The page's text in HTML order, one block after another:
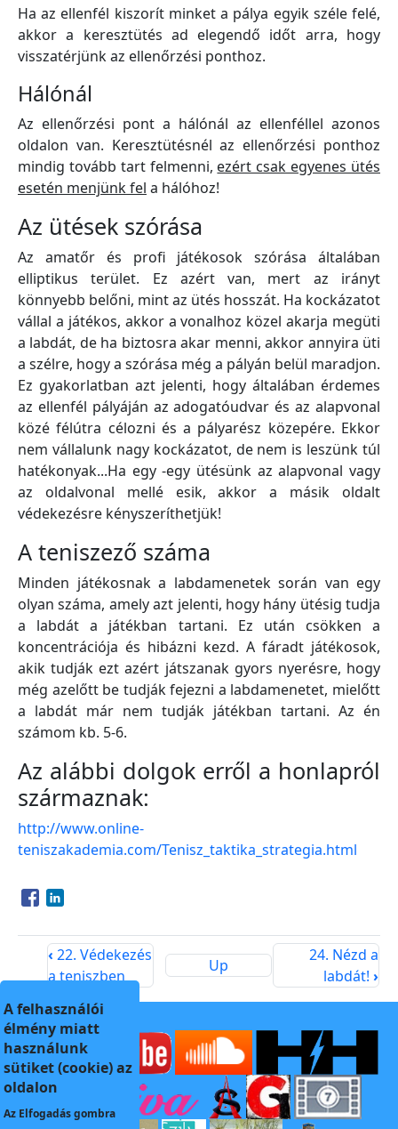
Ha az ellenfél kiszorít minket a pálya egyik széle felé,
akkor a keresztütés ad elegendő időt arra, hogy
visszatérjünk az ellenőrzési ponthoz.
Hálónál
Az ellenőrzési pont a hálónál az ellenféllel azonos
oldalon van. Keresztütésnél az ellenőrzési ponthoz
mindig tovább tart felmenni, ezért csak egyenes ütés
esetén menjünk fel a hálóhoz!
Az ütések szórása
Az amatőr és profi játékosok szórása általában
elliptikus terület. Ez azért van, mert az irányt
könnyebb belőni, mint az ütés hosszát. Ha kockázatot
vállal a játékos, akkor a vonalhoz közel akarja megüti
a labdát, de ha biztosra akar menni, akkor annyira üti
a szélre, hogy a szórása még a pályán belül maradjon.
Ez gyakorlatban azt jelenti, hogy általában érdemes
az ellenfél pályáján az adogatóudvar és az alapvonal
közé félútra célozni és a pályarész közepére. Ekkor
nem vállalunk nagy kockázatot, de nem is leszünk túl
hatékonyak...Ha egy -egy ütésünk az alapvonal vagy
az oldalvonal mellé esik, akkor a másik oldalt
védekezésre kényszeríthetjük!
A teniszező száma
Minden játékosnak a labdamenetek során van egy
olyan száma, amely azt jelenti, hogy hány ütésig tudja
a labdát a játékban tartani. Ez után csökken a
koncentrációja és hibázni kezd. A fáradt játékosok,
akik tudják ezt azért játszanak gyors nyerésre, hogy
még azelőtt be tudják fejezni a labdamenetet, mielőtt
a labdát már nem tudják játékban tartani. Az én
számom kb. 5-6.
Az alábbi dolgok erről a honlapról
származnak:
http://www.online-
teniszakademia.com/Tenisz_taktika_strategia.html
Opens in a new window
Opens in a new window
‹ 22. Védekezés
a teniszben
Up
24. Nézd a
labdát!›
A felhasználói
élmény miatt
használunk
sütiket (cookie) az
oldalon
Az Elfogadásgombra